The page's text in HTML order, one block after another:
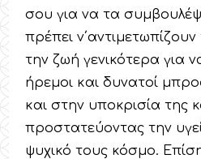
σου για να τα
πρέπει
την ζωή γενικότερα για
ήρεμοι και δυνατοί
και στην υποκρισία της
προστατεύοντας την
ψυχικό τους κόσμο.